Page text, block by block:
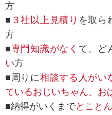
方
■ ３社以上見積り を取ら
方
■専門知識がなく て、ど
い方
■周りに相談する人がい
ているおじいちゃん、お
■納得がいくまでとこと